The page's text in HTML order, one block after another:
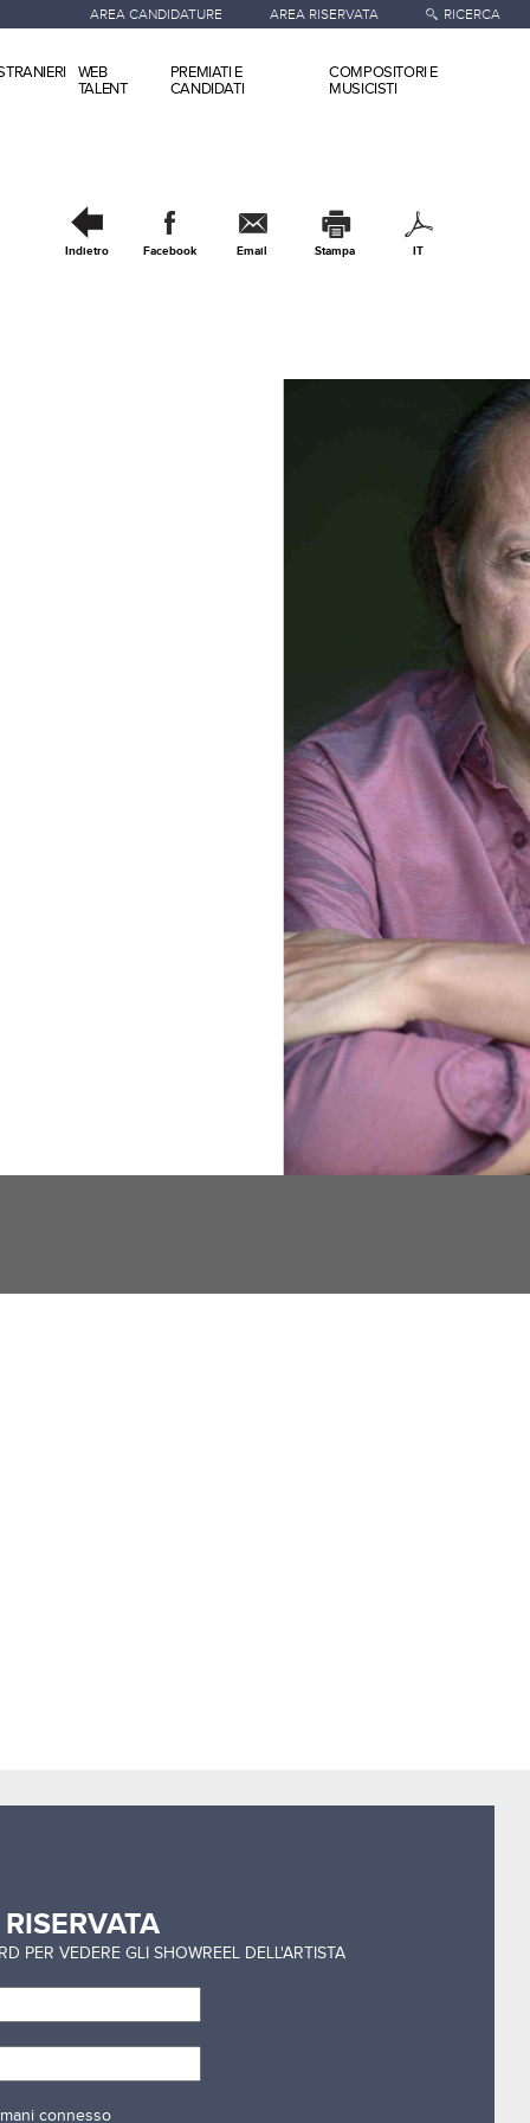
AREA CANDIDATURE AREA RISERVATA RICERCA
WEB
TALENT
PREMIATI E
CANDIDATI
COMPOSITORI E
MUSICISTI
Indietro Facebook Email Stampa IT
RISERVATA
PER VEDERE GLI SHOWREEL DELL'ARTISTA
connesso